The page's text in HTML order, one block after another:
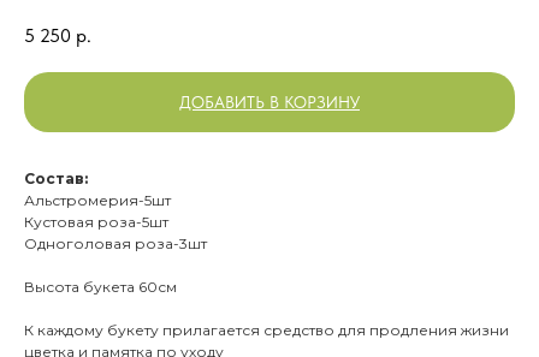
5 250 р.
ДОБАВИТЬ В КОРЗИНУ
Состав:
Альстромерия-5шт
Кустовая роза-5шт
Одноголовая роза-3шт
Высота букета 60см
К каждому букету прилагается средство для продления жизни
цветка и памятка по уходу